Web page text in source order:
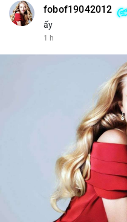
fobof19042012
ấy
1 h